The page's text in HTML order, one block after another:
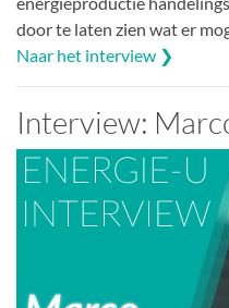
door te laten zien wat er
Naar het interview ❯
Interview: